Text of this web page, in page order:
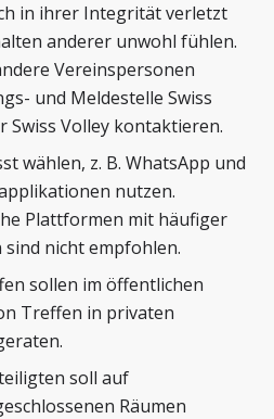
in ihrer Integrität verletzt
anderer unwohl fühlen.
Vereinspersonen
und Meldestelle Swiss
Volley kontaktieren.
wählen, z. B. WhatsApp und
nutzen.
Plattformen mit häufiger
nicht empfohlen.
sollen im öffentlichen
Treffen in privaten
soll auf
Räumen